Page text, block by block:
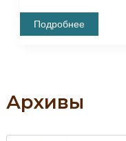
Архивы
Состоялось
Открытие
Культуры
России
Подробнее